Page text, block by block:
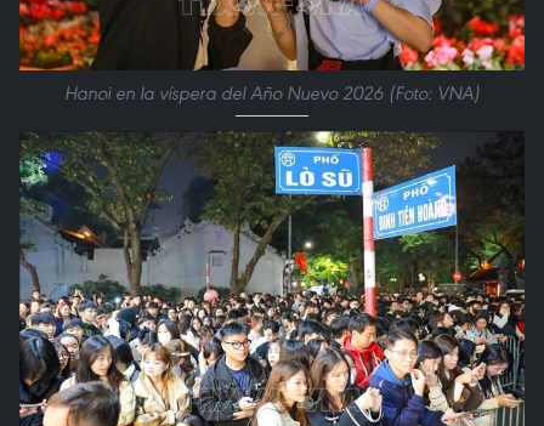
Hanoi en la víspera del Año Nuevo 2026 (Foto: VNA)